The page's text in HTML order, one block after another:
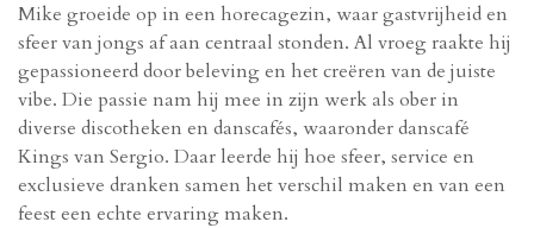
Mike groeide op in een horecagezin, waar gastvrijheid en
sfeer van jongs af aan centraal stonden. Al vroeg raakte hij
gepassioneerd door beleving en het creëren van de juiste
vibe. Die passie nam hij mee in zijn werk als ober in
diverse discotheken en danscafés, waaronder danscafé
Kings van Sergio. Daar leerde hij hoe sfeer, service en
exclusieve dranken samen het verschil maken en van een
feest een echte ervaring maken.